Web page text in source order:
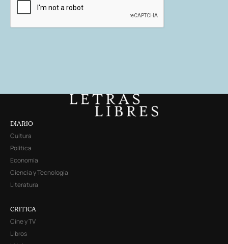
DIARIO
Cultura
Política
Economía
Ciencia y Tecnología
Literatura
CRITICA
Cine y TV
Libros